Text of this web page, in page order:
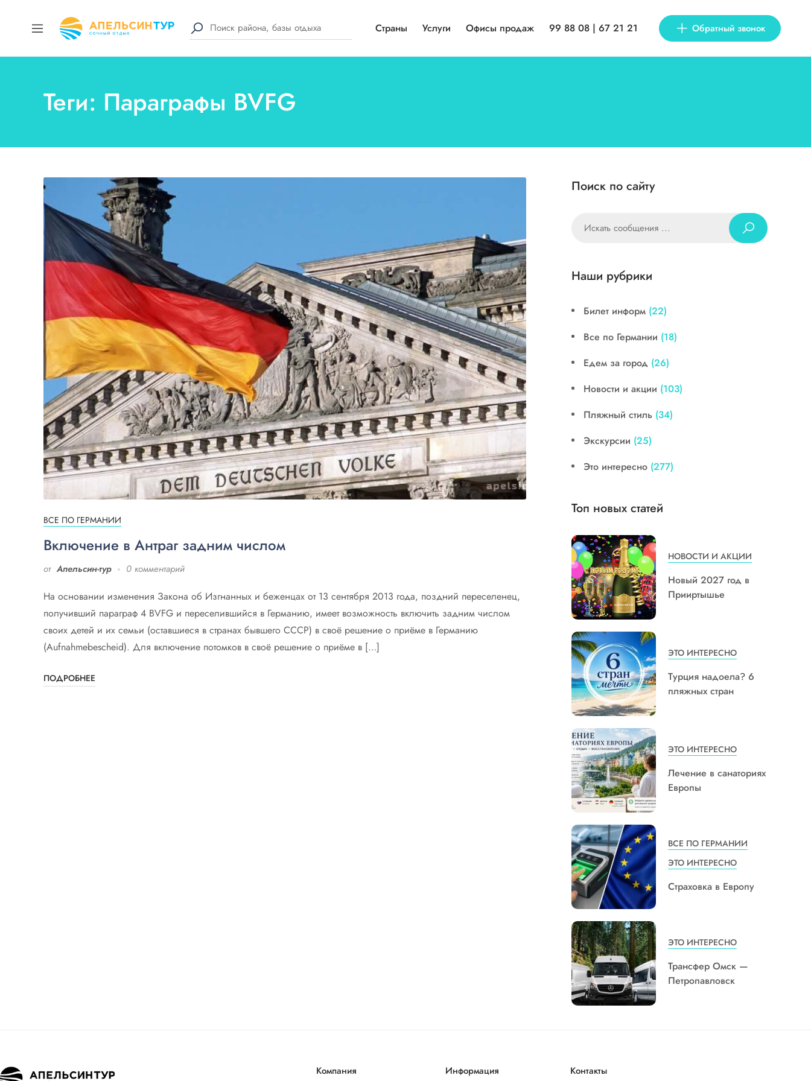
Страны Услуги Офисы продаж 99 88 08 | 67 21 21 Обратный звонок
Теги: Параграфы BVFG
ВСЕ ПО ГЕРМАНИИ
Включение в Антраг задним числом
от Апельсин-тур 0 комментарий
На основании изменения Закона об Изгнанных и беженцах от 13 сентября 2013 года, поздний переселенец,
получивший параграф 4 BVFG и переселившийся в Германию, имеет возможность включить задним числом
своих детей и их семьи (оставшиеся в странах бывшего СССР) в своё решение о приёме в Германию
(Aufnahmebescheid). Для включение потомков в своё решение о приёме в […]
ПОДРОБНЕЕ
Поиск по сайту
Наши рубрики
Билет информ (22)
Все по Германии (18)
Едем за город (26)
Новости и акции (103)
Пляжный стиль (34)
Экскурсии (25)
Это интересно (277)
Топ новых статей
НОВОСТИ И АКЦИИ
Новый 2027 год в
Прииртышье
ЭТО ИНТЕРЕСНО
Турция надоела? 6
пляжных стран
ЭТО ИНТЕРЕСНО
Лечение в санаториях
Европы
ВСЕ ПО ГЕРМАНИИ
ЭТО ИНТЕРЕСНО
Страховка в Европу
ЭТО ИНТЕРЕСНО
Трансфер Омск —
Петропавловск
Компания Информация Контакты